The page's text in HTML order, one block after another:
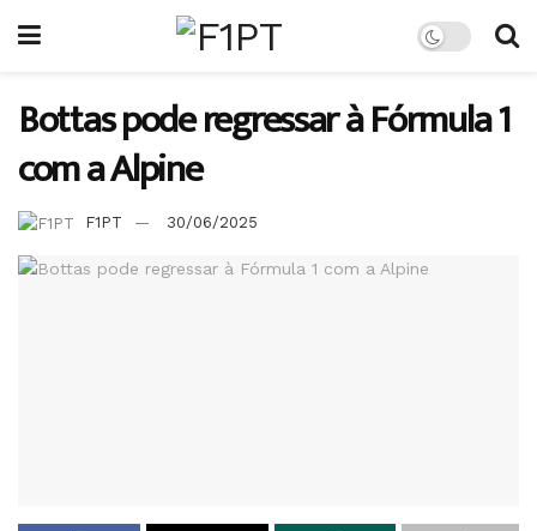
Bottas pode regressar à Fórmula 1
com a Alpine
F1PT 30/06/2025